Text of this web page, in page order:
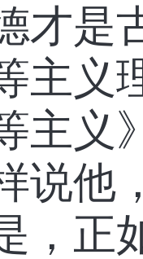
才是
主义
主义
说他
，正